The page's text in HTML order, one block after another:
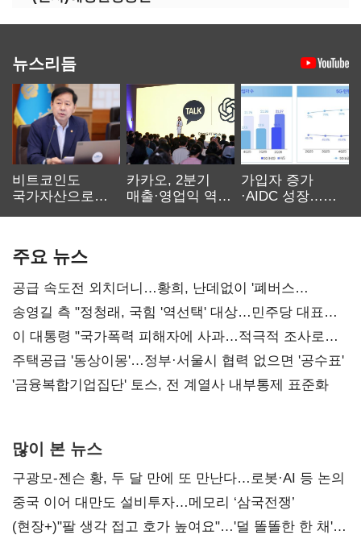
뉴스리듬
비트코인도
국가자산으로…'
카카오, 2분기
매출·영업익 역대
가입자 증가
·AIDC 성장…
주요 뉴스
공급 속도전 외치더니…황희, 난데없이 '폐버스
리모델링' 제안
송영길 측 "정청래, 국힘 '역선택' 대상…민주당 대표로
총선 지휘 못해"
이 대통령 "국가폭력 피해자에 사과…적극적 조사로
진실 밝혀야"
주택공급 '동상이몽'…정부·서울시 협력 없으면 '공수표'
'금융복합기업집단' 토스, 전 계열사 내부통제 표준화
많이 본 뉴스
구광모-젠슨 황, 두 달 만에 또 만난다…로봇·AI 등 논의
중국 이어 대만도 설비투자…메모리 ‘삼국전쟁’
(현장+)"팔 생각 접고 호가 높여요"…'덜 똘똘한 한 채'